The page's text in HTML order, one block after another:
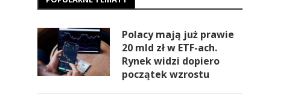
Polacy mają już prawie
20 mld zł w ETF-ach.
Rynek widzi dopiero
początek wzrostu